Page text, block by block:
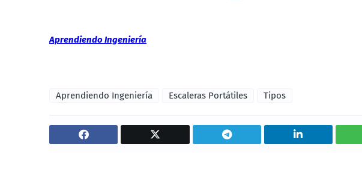
Aprendiendo Ingeniería
Aprendiendo Ingeniería Escaleras Portátiles Tipos